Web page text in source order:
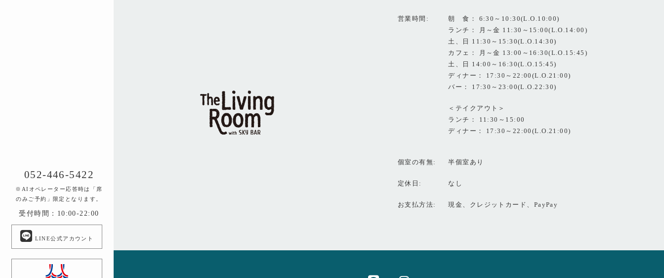
052-446-5422
※AIオペレーター応答時は「席
のみご予約」限定となります。
受付時間：10:00-22:00
LINE公式アカウント
営業時間
朝 食： 6:30～10:30(L.O.10:00)
ランチ： 月～金 11:30～15:00(L.O.14:00)
土、日 11:30～15:30(L.O.14:30)
カフェ： 月～金 13:00～16:30(L.O.15:45)
土、日 14:00～16:30(L.O.15:45)
ディナー： 17:30～22:00(L.O.21:00)
バー： 17:30～23:00(L.O.22:30)
＜テイクアウト＞
ランチ： 11:30～15:00
ディナー： 17:30～22:00(L.O.21:00)
個室の有無 半個室あり
定休日 なし
お支払方法 現金、クレジットカード、PayPay